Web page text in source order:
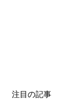
注目の記事